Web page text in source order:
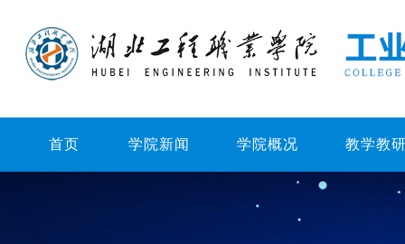
首页 学院新闻 学院概况 教学教